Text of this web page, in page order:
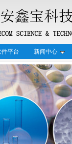
件平台 新闻中心